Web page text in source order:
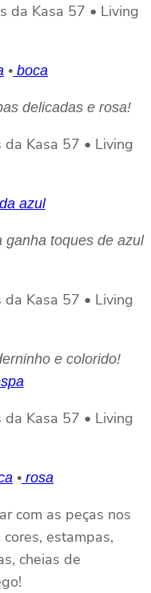
• boca
delicadas e rosa!
azul
ganha toques de azul
e colorido!
• rosa
com as peças nos
estampas,
cheias de